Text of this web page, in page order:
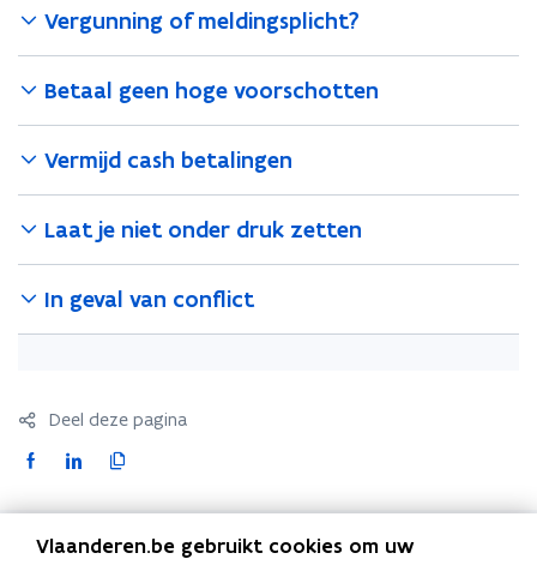
n
s
t
Vergunning of meldingsplicht?
Betaal geen hoge voorschotten
Vermijd cash betalingen
Laat je niet onder druk zetten
In geval van conflict
Deel deze pagina
F
c
L
n
k
K
p
i
Vlaanderen.be gebruikt cookies om uw